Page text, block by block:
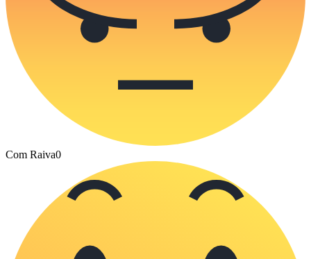
Com Raiva0